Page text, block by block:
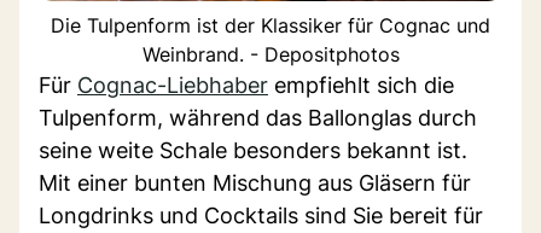
Die Tulpenform ist der Klassiker für Cognac und
Weinbrand. - Depositphotos
Für Cognac-Liebhaber empfiehlt sich die
Tulpenform, während das Ballonglas durch
seine weite Schale besonders bekannt ist.
Mit einer bunten Mischung aus Gläsern für
Longdrinks und Cocktails sind Sie bereit für